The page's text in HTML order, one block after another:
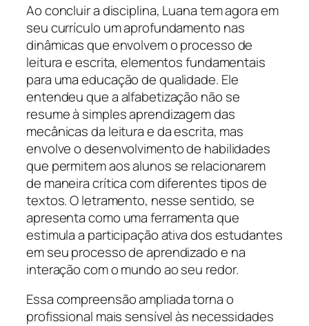
Ao concluir a disciplina, Luana tem agora em
seu currículo um aprofundamento nas
dinâmicas que envolvem o processo de
leitura e escrita, elementos fundamentais
para uma educação de qualidade. Ele
entendeu que a alfabetização não se
resume à simples aprendizagem das
mecânicas da leitura e da escrita, mas
envolve o desenvolvimento de habilidades
que permitem aos alunos se relacionarem
de maneira crítica com diferentes tipos de
textos. O letramento, nesse sentido, se
apresenta como uma ferramenta que
estimula a participação ativa dos estudantes
em seu processo de aprendizado e na
interação com o mundo ao seu redor.
Essa compreensão ampliada torna o
profissional mais sensível às necessidades